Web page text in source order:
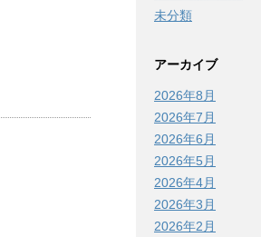
未分類
アーカイブ
2026年8月
2026年7月
2026年6月
2026年5月
2026年4月
2026年3月
2026年2月